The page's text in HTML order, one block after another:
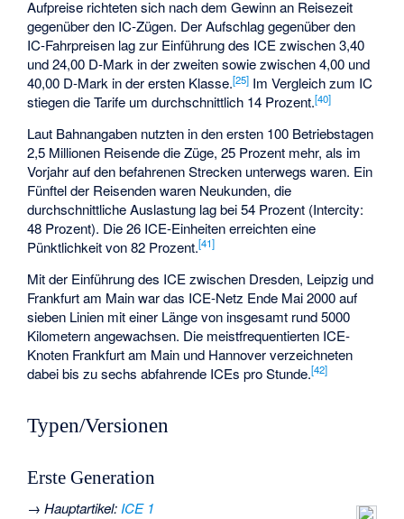
Aufpreise richteten sich nach dem Gewinn an Reisezeit
gegenüber den IC-Zügen. Der Aufschlag gegenüber den
IC-Fahrpreisen lag zur Einführung des ICE zwischen 3,40
und 24,00 D-Mark in der zweiten sowie zwischen 4,00 und
40,00 D-Mark in der ersten Klasse.[25] Im Vergleich zum IC
stiegen die Tarife um durchschnittlich 14 Prozent.[40]
Laut Bahnangaben nutzten in den ersten 100 Betriebstagen
2,5 Millionen Reisende die Züge, 25 Prozent mehr, als im
Vorjahr auf den befahrenen Strecken unterwegs waren. Ein
Fünftel der Reisenden waren Neukunden, die
durchschnittliche Auslastung lag bei 54 Prozent (Intercity:
48 Prozent). Die 26 ICE-Einheiten erreichten eine
Pünktlichkeit von 82 Prozent.[41]
Mit der Einführung des ICE zwischen Dresden, Leipzig und
Frankfurt am Main war das ICE-Netz Ende Mai 2000 auf
sieben Linien mit einer Länge von insgesamt rund 5000
Kilometern angewachsen. Die meistfrequentierten ICE-
Knoten Frankfurt am Main und Hannover verzeichneten
dabei bis zu sechs abfahrende ICEs pro Stunde.[42]
Typen/Versionen
Erste Generation
→Hauptartikel: ICE 1